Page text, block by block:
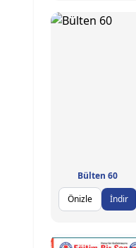
Bülten 60
Önizle
İndir